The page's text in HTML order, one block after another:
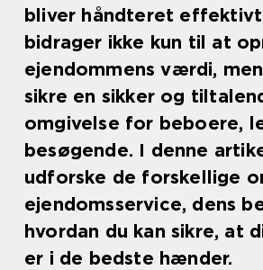
bliver håndteret
bidrager ikke kun til at
ejendommens værdi,
sikre en sikker og
omgivelse for beboere,
besøgende. I denne
udforske de forskellige
ejendomsservice, dens
hvordan du kan sikre, at
er i de bedste hænder.